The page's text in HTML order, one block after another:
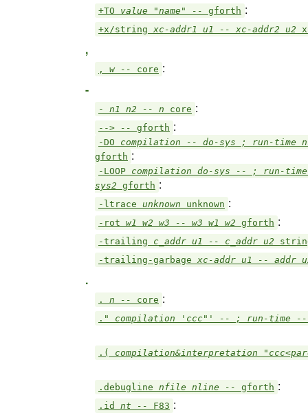
+TO value "name" -- gforth :
+x/string xc-addr1 u1 -- xc-addr2 u2
,
, w -- core :
-
- n1 n2 -- n core :
--> -- gforth :
-DO compilation -- do-sys ; run-time
gforth :
-LOOP compilation do-sys -- ; run-
sys2 gforth :
-ltrace unknown unknown :
-rot w1 w2 w3 -- w3 w1 w2 gforth :
-trailing c_addr u1 -- c_addr u2
-trailing-garbage xc-addr u1 -- addr
.
. n -- core :
." compilation 'ccc"' -- ; run-time
.( compilation&interpretation
.debugline nfile nline -- gforth :
.id nt -- F83 :